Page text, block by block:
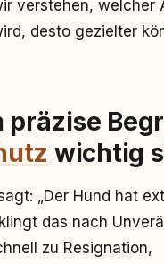
verstehen, welcher
desto gezielter
präzise
wichtig
„Der Hund hat
das nach
zu Resignation,